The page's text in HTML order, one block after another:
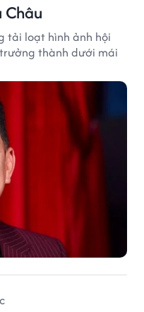
Châu
tải loạt hình ảnh hội
thành dưới mái